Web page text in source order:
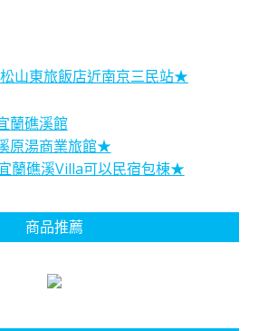
松山東旅飯店近南京三民站★
蘭礁溪館
原湯商業旅館★
蘭礁溪Villa可以民宿包棟★
商品推薦